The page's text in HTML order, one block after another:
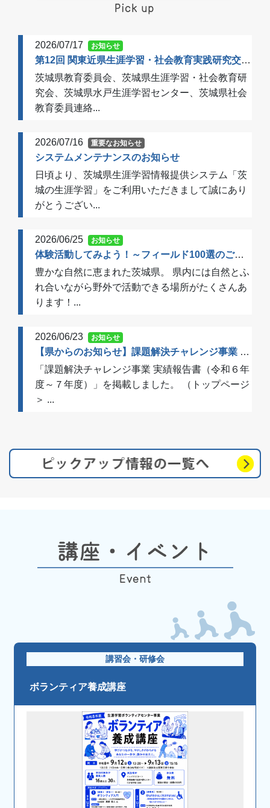
2026/07/17 お知らせ
第12回 関東近県生涯学習・社会教育実践研究交流会 開催のご案内（一次案内）
茨城県教育委員会、茨城県生涯学習・社会教育研
究会、茨城県水戸生涯学習センター、茨城県社会
教育委員連絡...
2026/07/16 重要なお知らせ
システムメンテナンスのお知らせ
日頃より、茨城県生涯学習情報提供システム「茨
城の生涯学習」をご利用いただきまして誠にあり
がとうござい...
2026/06/25 お知らせ
体験活動してみよう！～フィールド100選のご案内～
豊かな自然に恵まれた茨城県。 県内には自然とふ
れ合いながら野外で活動できる場所がたくさんあ
ります！...
2026/06/23 お知らせ
【県からのお知らせ】課題解決チャレンジ事業 実績報告書（令和６年度～７年度）を掲載しました
「課題解決チャレンジ事業 実績報告書（令和６年
度～７年度）」を掲載しました。 （トップページ
＞ ...
講習会・研修会
ボランティア養成講座